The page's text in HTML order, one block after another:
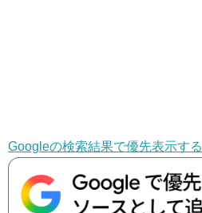
Googleの検索結果で優先表示する